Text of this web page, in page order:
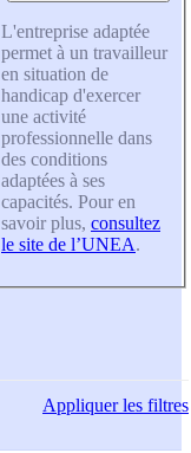
L'entreprise adaptée
permet à un travailleur
en situation de
handicap d'exercer
une activité
professionnelle dans
des conditions
adaptées à ses
capacités. Pour en
savoir plus, consultez
le site de l’UNEA.
Appliquerles filtres